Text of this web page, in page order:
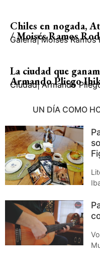
Chiles en nogada,
/ Moisés Ramos
Galería| Moisés Ramos
La ciudad que
Armando Pliego
Ciudad| Armando
UN DÍA COMO